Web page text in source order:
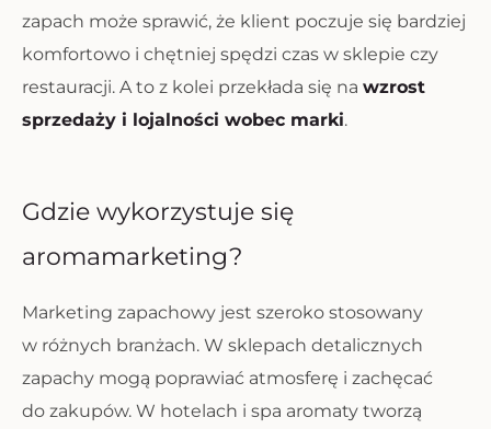
zapach może sprawić, że klient poczuje się bardziej
komfortowo i chętniej spędzi czas w sklepie czy
restauracji. A to z kolei przekłada się na wzrost
sprzedaży i lojalności wobec marki.
Gdzie wykorzystuje się
aromamarketing?
Marketing zapachowy jest szeroko stosowany
w różnych branżach. W sklepach detalicznych
zapachy mogą poprawiać atmosferę i zachęcać
do zakupów. W hotelach i spa aromaty tworzą